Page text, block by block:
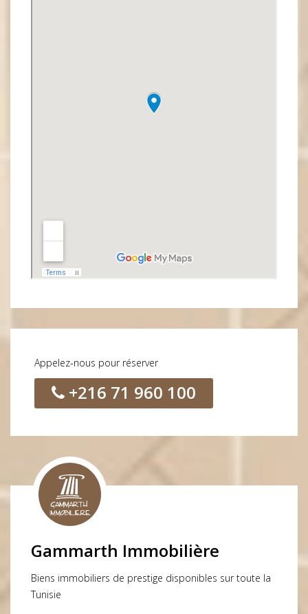
Appelez-nous pour réserver
+216 71 960 100
Gammarth Immobilière
Biens immobiliers de prestige disponibles sur toute la
Tunisie